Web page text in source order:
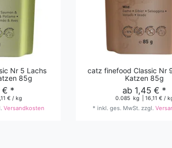
Nr 5 Lachs
85g
€ *
€ / kg
Versandkosten
catz finefood Classic Nr
Katzen 85g
ab 1,45 € *
0.085 kg | 16,11 € /
* inkl. ges. MwSt. zzgl.